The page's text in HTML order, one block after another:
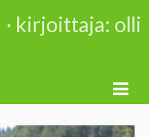
· kirjoittaja: olli